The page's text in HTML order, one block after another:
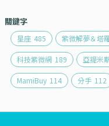
關鍵字
星座 485 紫微解夢＆塔
科技紫微網 189 亞提米
MamiBuy 114 分手 112